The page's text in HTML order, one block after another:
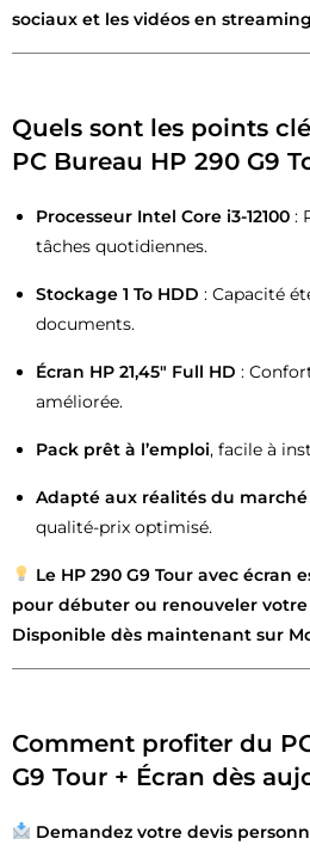
sociaux et les vidéos en streaming
Quels sont les points
PC Bureau HP 290 G9
Processeur Intel Core i3-12100 :
tâches quotidiennes.
Stockage 1 To HDD : Capacité
documents.
Écran HP 21,45″ Full HD :
améliorée.
Pack prêt à l’emploi, facile à
Adapté aux réalités du
qualité-prix optimisé.
Le HP 290 G9 Tour avec écran
pour débuter ou renouveler
Disponible dès maintenant sur
Comment profiter du
G9 Tour + Écran dès
Demandez votre devis